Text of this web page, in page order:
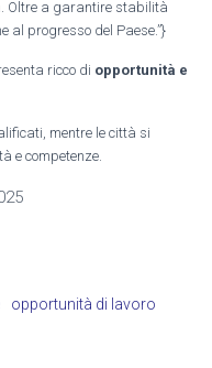
Oltre a garantire stabilità
al progresso del Paese.”}
ricco di opportunità e
mentre le città si
e competenze.
opportunità di lavoro